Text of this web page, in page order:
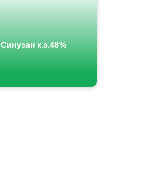
Синузан к.э.48%